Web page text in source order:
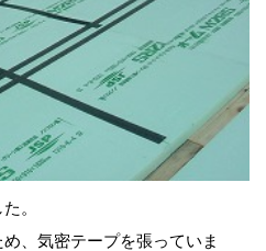
。
、気密テープを張っていま